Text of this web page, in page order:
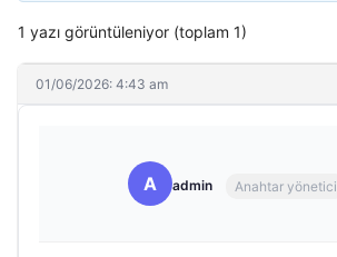
1 yazı görüntüleniyor (toplam 1)
01/06/2026: 4:43 am
A admin Anahtar yönetici